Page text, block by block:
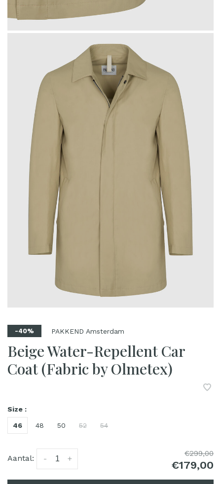
-40% PAKKEND Amsterdam
Beige Water-Repellent Car
Coat (Fabric by Olmetex)
Size :
46 48 50 52 54
Aantal: +
-
€299,00
€179,00